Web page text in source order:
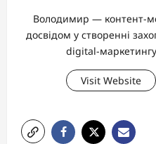
Володимир — контент-
досвідом у створенні
digital-
Visit Website